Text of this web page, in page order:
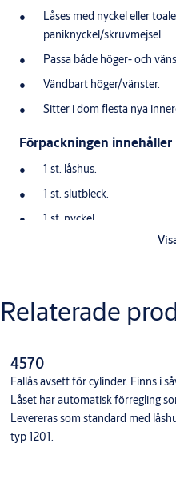
Låses med nyckel eller
paniknyckel/skruvmejsel.
Passa både höger- och
Vändbart höger/vänster.
Sitter i dom flesta nya
Förpackningen innehåller
1 st. låshus.
1 st. slutbleck.
1 st. nyckel.
Relaterade
4570
Fallås avsett för cylinder. Finns i
Låset har automatisk förregling
Levereras som standard med
typ 1201.